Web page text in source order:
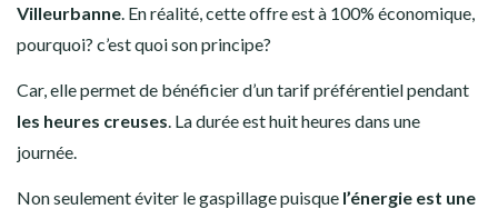
Villeurbanne. En réalité, cette offre est à 100% économique,
pourquoi? c’est quoi son principe?
Car, elle permet de bénéficier d’un tarif préférentiel pendant
les heures creuses. La durée est huit heures dans une
journée.
Non seulement éviter le gaspillage puisque l’énergie est une